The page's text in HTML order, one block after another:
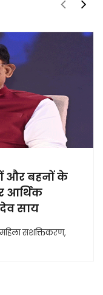
और बहनों के
आर्थिक
साय
सशक्तिकरण,